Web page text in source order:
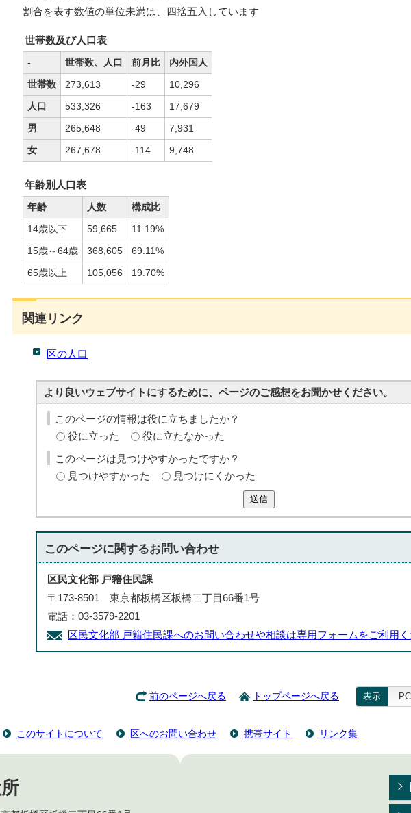
割合を表す数値の単位未満は、四捨五入しています
世帯数及び人口表
- 世帯数、人口 前月比
内外国人
世帯数
273,613 -29
10,296
人口
533,326 -163
17,679
男
265,648 -49
7,931
女
267,678 -114 9,748
年齢別人口表
年齢 人数
構成比
14歳以下
59,665
11.19%
15歳～64歳
368,605
69.11%
65歳以上
105,056 19.70%
関連リンク
区の人口
より良いウェブサイトにするために、ページのご感想をお聞かせください。
このページの情報は役に立ちましたか？
役に立った
役に立たなかった
このページは見つけやすかったですか？
見つけやすかった
見つけにくかった
送信
このページに関するお問い合わせ
区民文化部 戸籍住民課
〒173-8501 東京都板橋区板橋二丁目66番1号
電話：03-3579-2201
区民文化部 戸籍住民課へのお問い合わせや相談は専用フォームをご利用く
前のページへ戻る トップページへ戻る 表示 PC
このサイトについて 区へのお問い合わせ 携帯サイト リンク集